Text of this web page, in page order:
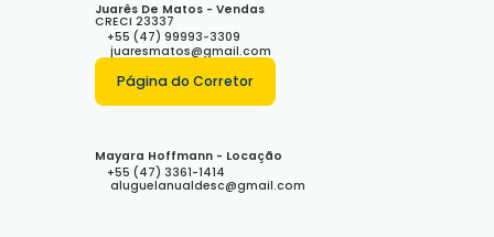
Juarês De Matos - Vendas
CRECI 23337
+55 (47) 99993-3309
juaresmatos@gmail.com
Página do Corretor
Mayara Hoffmann - Locação
+55 (47) 3361-1414
aluguelanualdesc@gmail.com